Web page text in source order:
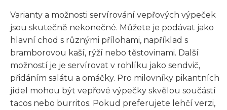
Varianty a možnosti servírování vepřových výpeček
jsou skutečně nekonečné. Můžete je podávat jako
hlavní chod s různými přílohami, například s
bramborovou kaší, rýží nebo těstovinami. Další
možností je je servírovat v rohlíku jako sendvič,
přidáním salátu a omáčky. Pro milovníky pikantních
jídel mohou být vepřové výpečky skvělou součástí
tacos nebo burritos. Pokud preferujete lehčí verzi,